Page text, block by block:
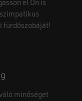
a kosárban.
el Ön is
fürdőszobáját!
minőséget